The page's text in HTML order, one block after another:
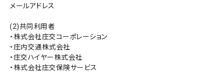
メールアドレス
(2)共同利用者
・株式会社庄交コーポレーション
・庄内交通株式会社
・庄交ハイヤー株式会社
・株式会社庄交保険サービス